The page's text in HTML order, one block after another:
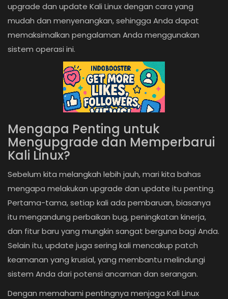
upgrade dan update Kali Linux dengan cara yang
mudah dan menyenangkan, sehingga Anda dapat
memaksimalkan pengalaman Anda menggunakan
sistem operasi ini.
Mengapa Penting untuk
Mengupgrade dan Memperbarui
Kali Linux?
Sebelum kita melangkah lebih jauh, mari kita bahas
mengapa melakukan upgrade dan update itu penting.
Pertama-tama, setiap kali ada pembaruan, biasanya
itu mengandung perbaikan bug, peningkatan kinerja,
dan fitur baru yang mungkin sangat berguna bagi Anda.
Selain itu, update juga sering kali mencakup patch
keamanan yang krusial, yang membantu melindungi
sistem Anda dari potensi ancaman dan serangan.
Dengan memahami pentingnya menjaga Kali Linux